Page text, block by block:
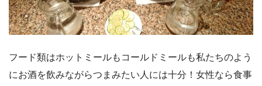
フード類はホットミールもコールドミールも私たちのよう
にお酒を飲みながらつまみたい人には十分！女性なら食事